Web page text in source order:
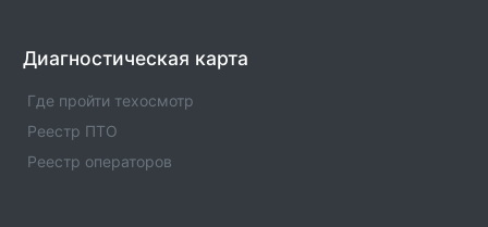
Диагностическая карта
Где пройти техосмотр
Реестр ПТО
Реестр операторов